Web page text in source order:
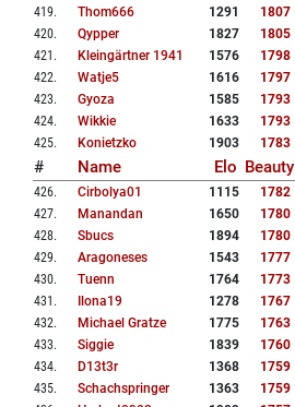
419. Thom666 1291 1807
420. Qypper 1827 1805
421 . Kleingärtner 1941 1576 1798
422. Watje5 1616 1797
423. Gyoza 1585 1793
424. Wikkie 1633 1793
425. Konietzko 1903 1783
# Name Elo Beauty
426. Cirbolya01 1115 1782
427. Manandan 1650 1780
428. Sbucs 1894 1780
429. Aragoneses 1543 1777
430. Tuenn 1764 1773
431 . Ilona19 1278 1767
432. Michael Gratze 1775 1763
433. Siggie 1839 1760
434. D13t3r 1368 1759
435. Schachspringer 1363 1759